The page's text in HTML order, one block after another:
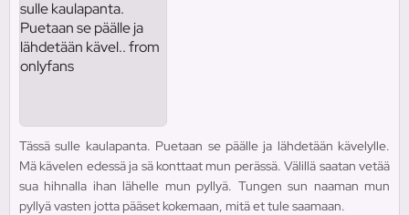
Tässä sulle kaulapanta. Puetaan se päälle ja lähdetään kävelylle.
Mä kävelen edessä ja sä konttaat mun perässä. Välillä saatan vetää
sua hihnalla ihan lähelle mun pyllyä. Tungen sun naaman mun
pyllyä vasten jotta pääset kokemaan, mitä et tule saamaan.